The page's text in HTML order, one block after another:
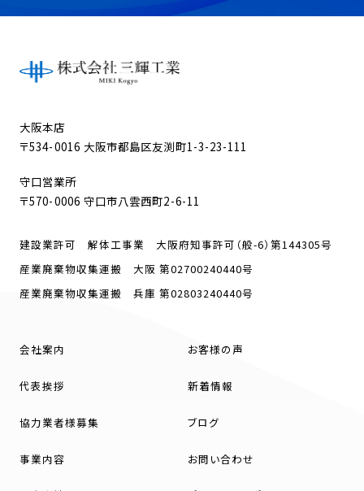
大阪本店
〒534-0016 大阪市都島区友渕町1-3-23-111
守口営業所
〒570-0006 守口市八雲西町2-6-11
建設業許可 解体工事業 大阪府知事許可（般-6）第144305号
産業廃棄物収集運搬 大阪 第02700240440号
産業廃棄物収集運搬 兵庫 第02803240440号
会社案内
代表挨拶
協力業者様募集
事業内容
お客様の声
新着情報
ブログ
お問い合わせ